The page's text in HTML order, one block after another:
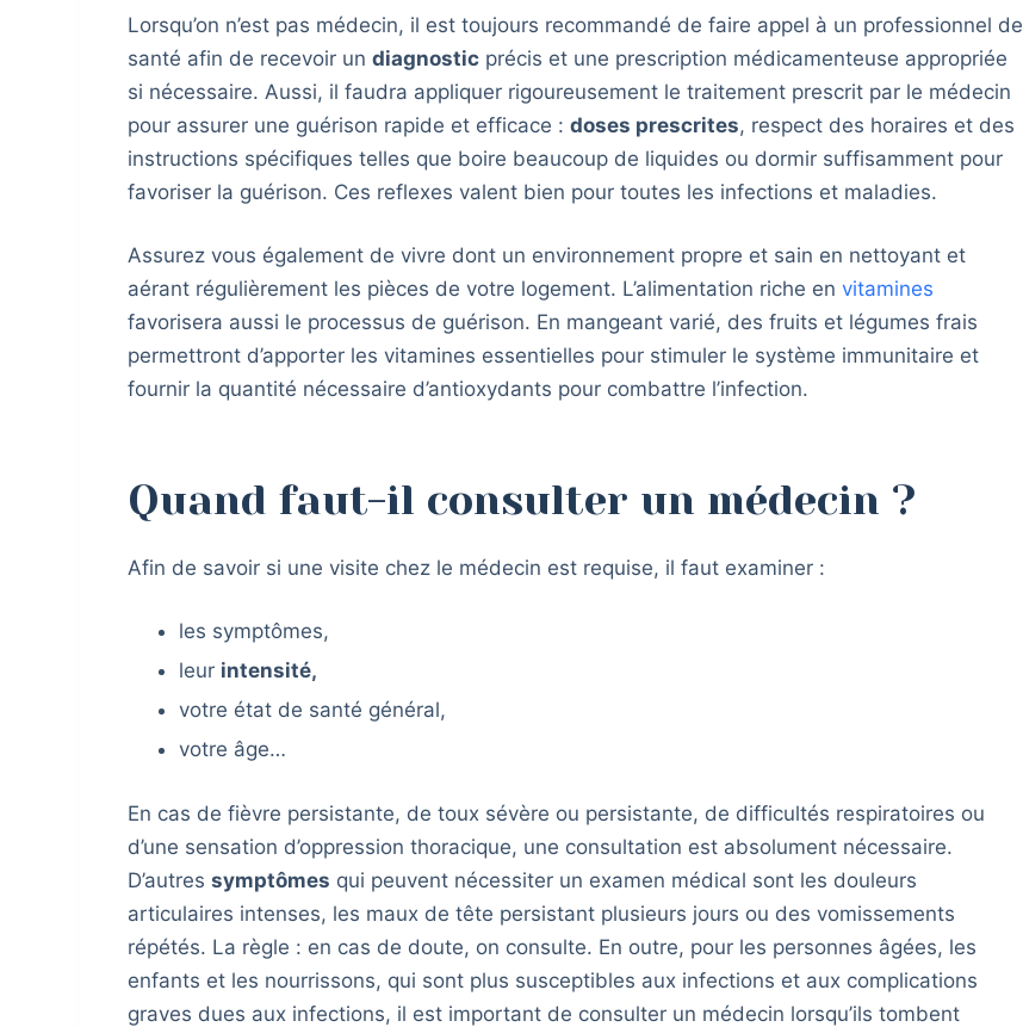
Lorsqu’on n’est pas médecin, il est toujours recommandé de faire appel à un professionnel de
santé afin de recevoir undiagnostic précis et une prescription médicamenteuse appropriée
si nécessaire. Aussi, il faudra appliquer rigoureusement le traitement prescrit par le médecin
pour assurer une guérison rapide et efficace :doses prescrites, respect des horaires et des
instructions spécifiques telles que boire beaucoup de liquides ou dormir suffisamment pour
favoriser la guérison. Ces reflexes valent bien pour toutes les infections et maladies.
Assurez vous également de vivre dont un environnement propre et sain en nettoyant et
aérant régulièrement les pièces de votre logement. L’alimentation riche envitamines
favorisera aussi le processus de guérison. En mangeant varié, des fruits et légumes frais
permettront d’apporter les vitamines essentielles pour stimuler le système immunitaire et
fournir la quantité nécessaire d’antioxydants pour combattre l’infection.
Quand faut-il consulter un médecin ?
Afin de savoir si une visite chez le médecin est requise, il faut examiner :
les symptômes,
leur intensité,
votre état de santé général,
votre âge…
En cas de fièvre persistante, de toux sévère ou persistante, de difficultés respiratoires ou
d’une sensation d’oppression thoracique, une consultation est absolument nécessaire.
D’autressymptômes qui peuvent nécessiter un examen médical sont les douleurs
articulaires intenses, les maux de tête persistant plusieurs jours ou des vomissements
répétés. La règle : en cas de doute, on consulte. En outre, pour les personnes âgées, les
enfants et les nourrissons, qui sont plus susceptibles aux infections et aux complications
graves dues aux infections, il est important de consulter un médecin lorsqu’ils tombent